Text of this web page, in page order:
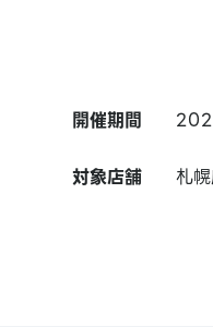
開催期間
対象店舗 札